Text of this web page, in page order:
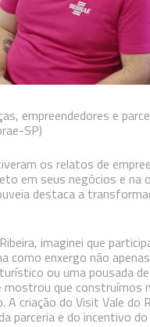
empreendedores e
SP)
os relatos de
em seus negócios e na
destaca a
imaginei que
enxergo não
ou uma pousada
que construímos
criação do Visit Vale do
e do incentivo